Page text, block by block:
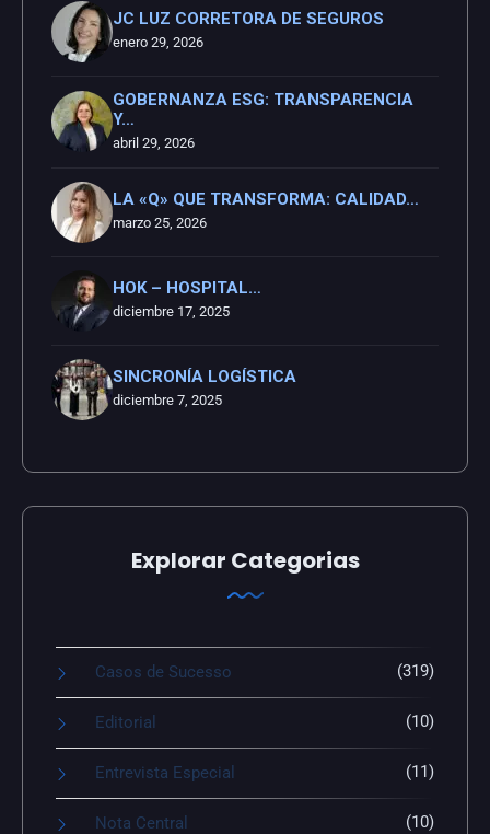
JC LUZ CORRETORA DE SEGUROS
enero 29, 2026
GOBERNANZA ESG: TRANSPARENCIA
Y…
abril 29, 2026
LA «Q» QUE TRANSFORMA: CALIDAD…
marzo 25, 2026
HOK – HOSPITAL…
diciembre 17, 2025
SINCRONÍA LOGÍSTICA
diciembre 7, 2025
Explorar Categorias
Casos de Sucesso (319)
Editorial (10)
Entrevista Especial (11)
Nota Central (10)